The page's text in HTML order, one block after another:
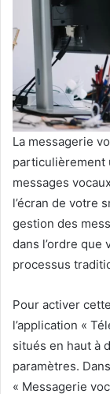
La messagerie
particulièrement
messages
l’écran de votre
gestion des
dans l’ordre que
processus
Pour activer
l’application «
situés en haut à
paramètres.
« Messagerie